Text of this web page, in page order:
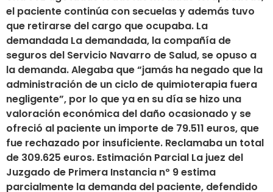
el paciente continúa con secuelas y además tuvo
que retirarse del cargo que ocupaba. La
demandada La demandada, la compañía de
seguros del Servicio Navarro de Salud, se opuso a
la demanda. Alegaba que “jamás ha negado que la
administración de un ciclo de quimioterapia fuera
negligente”, por lo que ya en su día se hizo una
valoración económica del daño ocasionado y se
ofreció al paciente un importe de 79.511 euros, que
fue rechazado por insuficiente. Reclamaba un total
de 309.625 euros. Estimación Parcial La juez del
Juzgado de Primera Instancia nº 9 estima
parcialmente la demanda del paciente, defendido